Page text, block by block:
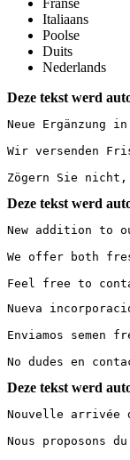
Franse
Italiaans
Poolse
Duits
Nederlands
Deze tekst werd
Neue Ergänzung
Wir versenden
Zögern Sie nicht,
Deze tekst werd
New addition to
We offer both
Feel free to
Nueva
Enviamos semen
No dudes en
Deze tekst werd
Nouvelle arrivée
Nous proposons